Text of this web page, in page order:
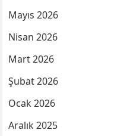
Mayıs 2026
Nisan 2026
Mart 2026
Şubat 2026
Ocak 2026
Aralık 2025